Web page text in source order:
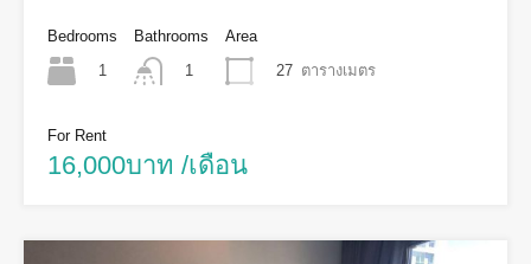
Bedrooms
1
Bathrooms
1
Area
27 ตารางเมตร
For Rent
16,000บาท /เดือน